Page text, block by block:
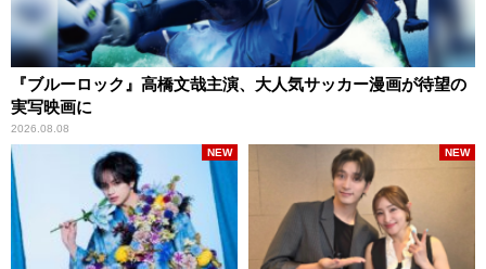
『ブルーロック』高橋文哉主演、大人気サッカー漫画が待望の
実写映画に
2026.08.08
NEW NEW